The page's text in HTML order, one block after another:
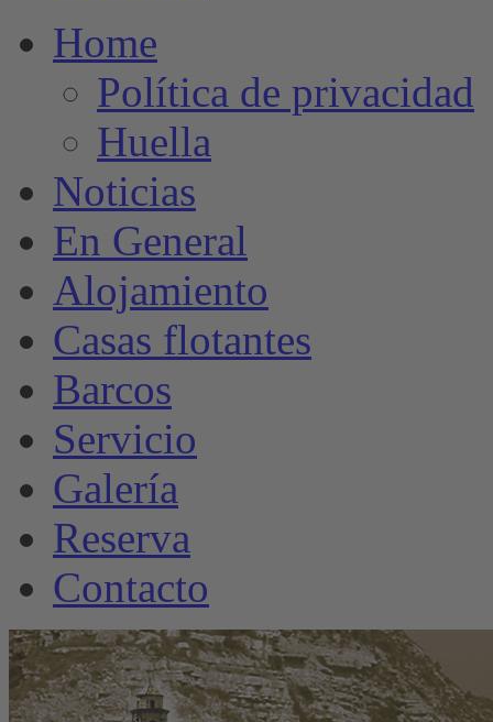
Home
Política de privacidad
Huella
Noticias
En General
Alojamiento
Casas flotantes
Barcos
Servicio
Galería
Reserva
Contacto